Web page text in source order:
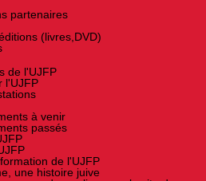
partenaires
(livres,DVD)
de l'UJFP
l'UJFP
à venir
passés
de l'UJFP
une histoire juive